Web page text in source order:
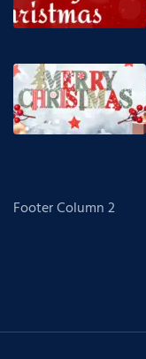
Footer Column 2